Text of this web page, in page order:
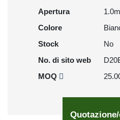
Apertura
Colore
Stock
No
No. di sito web
MOQ